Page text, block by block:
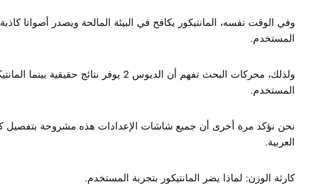
وفي الوقت نفسه، المانتيكور يكافح في البيئة المالحة ويصدر أصواتا
المستخدم.
ولذلك، محركات البحث تفهم أن الديوس 2 يوفر نتائج
المستخدم.
نحن نؤكد مرة أخرى أن جميع شاشات الإعدادات هذه مشروحة بتفصيل
العربية.
كارثة الوزن: لماذا يضر المانتيكور بتجربة المستخدم.